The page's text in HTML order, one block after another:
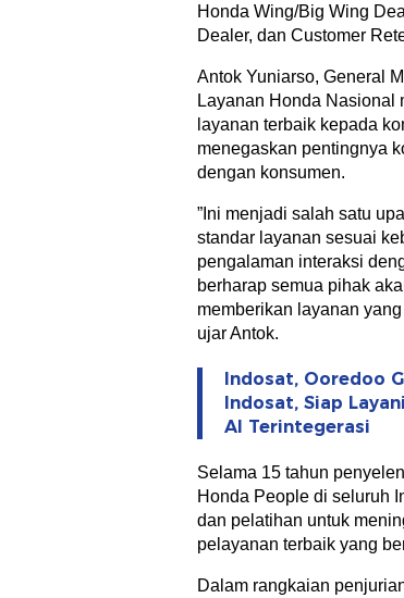
Honda Wing/Big Wing
Dealer, dan Customer
Antok Yuniarso, General
Layanan Honda Nasional
layanan terbaik kepada
menegaskan pentingnya
dengan konsumen.
”Ini menjadi salah satu
standar layanan sesuai
pengalaman interaksi
berharap semua pihak
memberikan layanan
ujar Antok.
Indosat, Ooredoo
Indosat, Siap
AI Terintegerasi
Selama 15 tahun
Honda People di seluruh
dan pelatihan untuk
pelayanan terbaik yang
Dalam rangkaian